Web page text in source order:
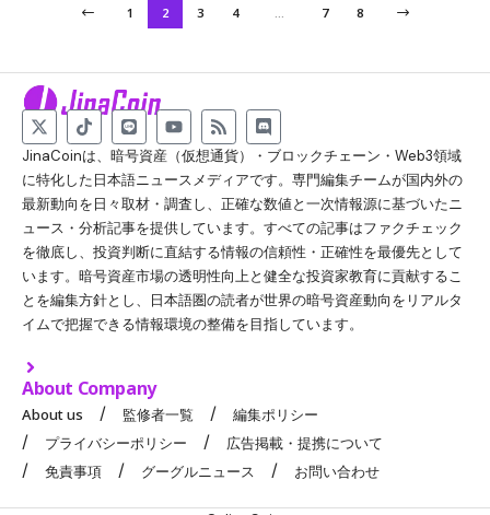
1 2 3 4 7 8
JinaCoinは、暗号資産（仮想通貨）・ブロックチェーン・Web3領域
に特化した日本語ニュースメディアです。専門編集チームが国内外の
最新動向を日々取材・調査し、正確な数値と一次情報源に基づいたニ
ュース・分析記事を提供しています。すべての記事はファクチェック
を徹底し、投資判断に直結する情報の信頼性・正確性を最優先として
います。暗号資産市場の透明性向上と健全な投資家教育に貢献するこ
とを編集方針とし、日本語圏の読者が世界の暗号資産動向をリアルタ
イムで把握できる情報環境の整備を目指しています。
About Company
About us 監修者一覧
編集ポリシー
プライバシーポリシー
広告掲載・提携について
免責事項
グーグルニュース お問い合わせ